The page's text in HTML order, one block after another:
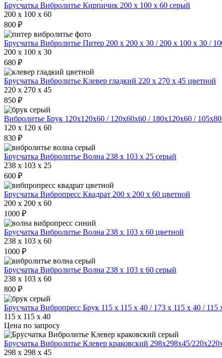
Брусчатка Вибролитье Кирпичик 200 х 100 х 60 серый
200 x 100 x 60
800 ₽
Брусчатка Вибролитье Питер 200 х 200 х 30 / 200 х 100 х 30 /
200 x 100 x 30
680 ₽
Брусчатка Вибролитье Клевер гладкий 220 х 270 х 45 цветной
220 x 270 x 45
850 ₽
Вибролитье Брук 120х120х60 / 120х60х60 / 180х120х60 /
120 x 120 x 60
830 ₽
Брусчатка Вибролитье Волна 238 х 103 х 25 серый
238 x 103 x 25
600 ₽
Брусчатка Вибропресс Квадрат 200 х 200 х 60 цветной
200 x 200 x 60
1000 ₽
Брусчатка Вибролитье Волна 238 х 103 х 60 цветной
238 x 103 x 60
1000 ₽
Брусчатка Вибролитье Волна 238 х 103 х 60 серый
238 x 103 x 60
800 ₽
Брусчатка Вибропресс Брук 115 х 115 х 40 / 173 х 115 х 40 / 115
115 x 115 x 40
Цена по запросу
Брусчатка Вибролитье Клевер краковский 298х298х45/
298 x 298 x 45